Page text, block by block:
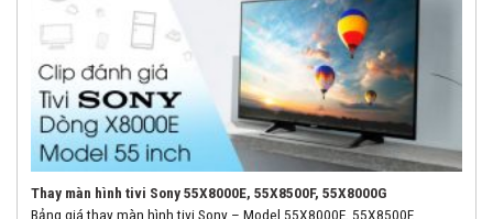
Thay màn hình tivi Sony 55X8000E, 55X8500F, 55X8000G
Bảng giá thay màn hình tivi Sony – Model 55X8000E, 55X8500F,